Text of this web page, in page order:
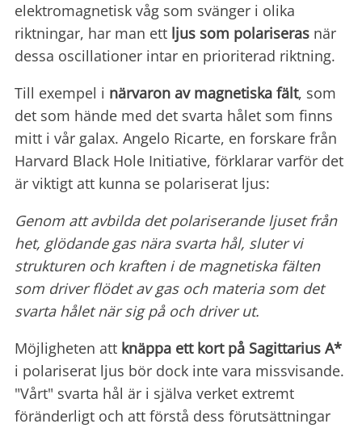
elektromagnetisk våg som svänger i olika
riktningar, har man ett ljus som polariseras när
dessa oscillationer intar en prioriterad riktning.
Till exempel i närvaron av magnetiska fält, som
det som hände med det svarta hålet som finns
mitt i vår galax. Angelo Ricarte, en forskare från
Harvard Black Hole Initiative, förklarar varför det
är viktigt att kunna se polariserat ljus:
Genom att avbilda det polariserande ljuset från
het, glödande gas nära svarta hål, sluter vi
strukturen och kraften i de magnetiska fälten
som driver flödet av gas och materia som det
svarta hålet när sig på och driver ut.
Möjligheten att knäppa ett kort på Sagittarius A*
i polariserat ljus bör dock inte vara missvisande.
"Vårt" svarta hål är i själva verket extremt
föränderligt och att förstå dess förutsättningar